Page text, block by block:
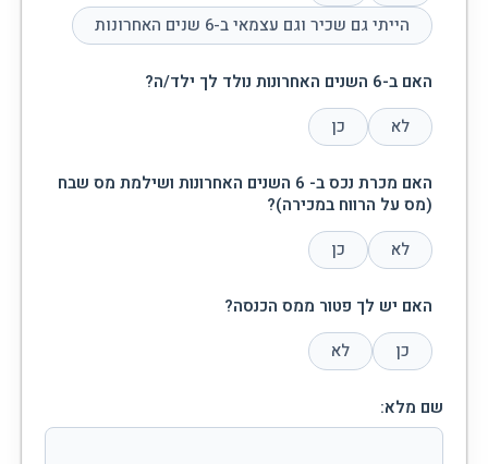
הייתי גם שכיר וגם עצמאי ב-6 שנים האחרונות
האם ב-6 השנים האחרונות נולד לך ילד/ה?
לא
כן
האם מכרת נכס ב- 6 השנים האחרונות ושילמת מס שבח
(מס על הרווח במכירה)?
לא
כן
האם יש לך פטור ממס הכנסה?
כן
לא
שם מלא: